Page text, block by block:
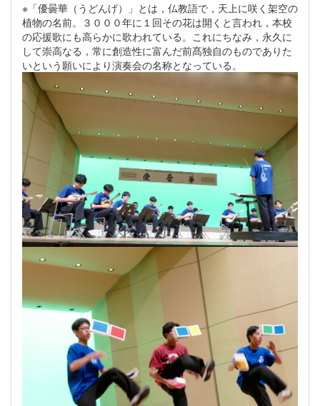
※「優曇華（うどんげ）」とは，仏教語で，天上に咲く架空の
植物の名前。３０００年に１回その花は開くと言われ，本校
の応援歌にも高らかに歌われている。これにちなみ，永久に
して崇高なる，常に創造性に富んだ前髙独自のものでありた
いという願いにより演奏会の名称となっている。